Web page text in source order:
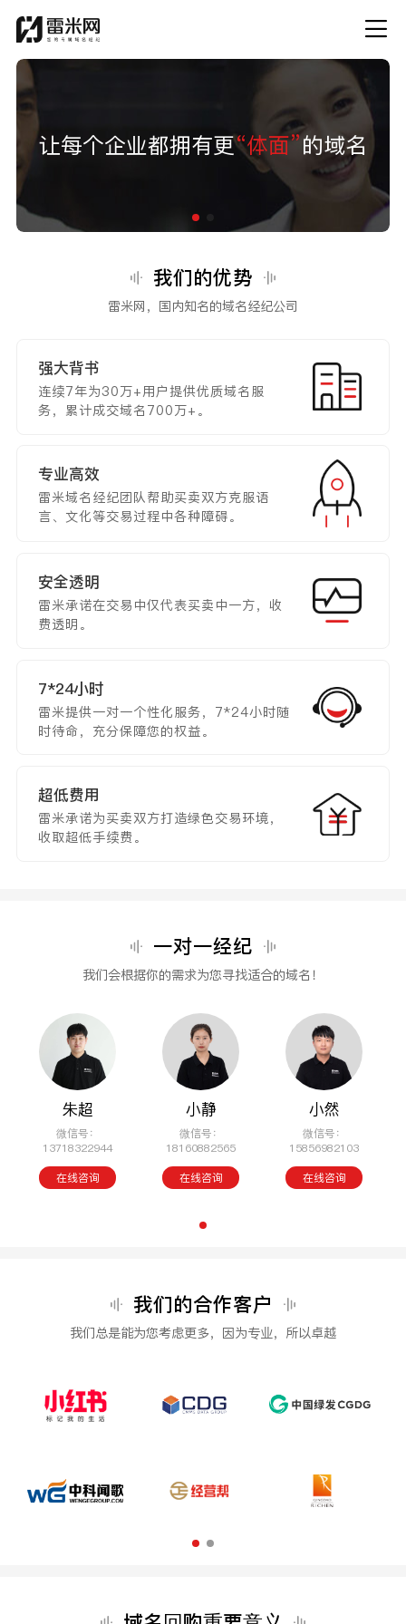
让每个企业都拥有更“体面”的域名
我们的优势
雷米网，国内知名的域名经纪公司
强大背书
连续7年为30万+用户提供优质域名服
务，累计成交域名700万+。
专业高效
雷米域名经纪团队帮助买卖双方克服语
言、文化等交易过程中各种障碍。
安全透明
雷米承诺在交易中仅代表买卖中一方，收
费透明。
7*24小时
雷米提供一对一个性化服务，7*24小时随
时待命，充分保障您的权益。
超低费用
雷米承诺为买卖双方打造绿色交易环境，
收取超低手续费。
一对一经纪
我们会根据你的需求为您寻找适合的域名！
朱超
微信号：
13718322944
在线咨询
小静
微信号：
18160882565
在线咨询
小然
微信号：
15856982103
在线咨询
我们的合作客户
我们总是能为您考虑更多，因为专业，所以卓越